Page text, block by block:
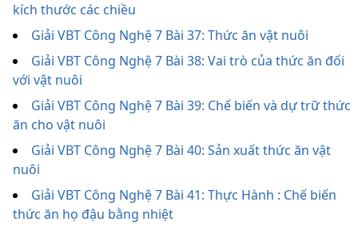
kích thước các chiều
Giải VBT Công Nghệ 7 Bài 37: Thức ăn vật nuôi
Giải VBT Công Nghệ 7 Bài 38: Vai trò của thức ăn đối
với vật nuôi
Giải VBT Công Nghệ 7 Bài 39: Chế biến và dự trữ thức
ăn cho vật nuôi
Giải VBT Công Nghệ 7 Bài 40: Sản xuất thức ăn vật
nuôi
Giải VBT Công Nghệ 7 Bài 41: Thực Hành : Chế biến
thức ăn họ đậu bằng nhiệt